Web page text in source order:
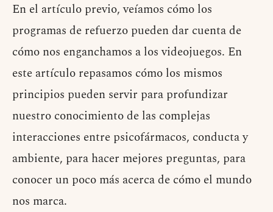
En el artículo previo, veíamos cómo los
programas de refuerzo pueden dar cuenta de
cómo nos enganchamos a los videojuegos. En
este artículo repasamos cómo los mismos
principios pueden servir para profundizar
nuestro conocimiento de las complejas
interacciones entre psicofármacos, conducta y
ambiente, para hacer mejores preguntas, para
conocer un poco más acerca de cómo el mundo
nos marca.